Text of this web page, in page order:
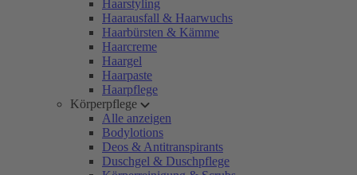
Haarstyling
Haarausfall & Haarwuchs
Haarbürsten & Kämme
Haarcreme
Haargel
Haarpaste
Haarpflege
Körperpflege
Alle anzeigen
Bodylotions
Deos & Antitranspirants
Duschgel & Duschpflege